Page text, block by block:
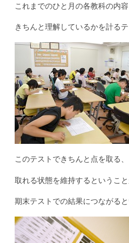
これまでのひと月の各教科の内
きちんと理解しているかを計るテ
このテストできちんと点を取る、
取れる状態を維持するということ
期末テストでの結果につながると